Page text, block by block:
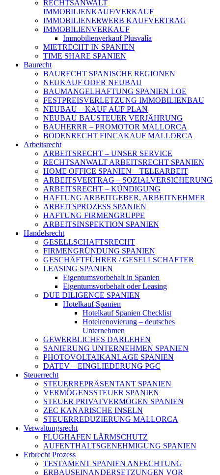
RECHTSANWALT
IMMOBILIENKAUF/VERKAUF
IMMOBILIENERWERB KAUFVERTRAG
IMMOBILIENVERKAUF
Immobilienverkauf Plusvalía
MIETRECHT IN SPANIEN
TIME SHARE SPANIEN
Baurecht
BAURECHT SPANISCHE REGIONEN
NEUKAUF ODER NEUBAU
BAUMANGELHAFTUNG SPANIEN LOE
FESTPREISVERLETZUNG IMMOBILIENBAU
NEUBAU – KAUF AUF PLAN
NEUBAU BAUSTEUER VERJÄHRUNG
BAUHERRR – PROMOTOR MALLORCA
BODENRECHT FINCAKAUF MALLORCA
Arbeitsrecht
ARBEITSRECHT – UNSER SERVICE
RECHTSANWALT ARBEITSRECHT SPANIEN
HOME OFFICE SPANIEN – TELEARBEIT
ARBEITSVERTRAG – SOZIALVERSICHERUNG
ARBEITSRECHT – KÜNDIGUNG
HAFTUNG ARBEITGEBER, ARBEITNEHMER
ARBEITSPROZESS SPANIEN
HAFTUNG FIRMENGRUPPE
ARBEITSINSPEKTION SPANIEN
Handelsrecht
GESELLSCHAFTSRECHT
FIRMENGRÜNDUNG SPANIEN
GESCHÄFTFÜHRER / GESELLSCHAFTER
LEASING SPANIEN
Eigentumsvorbehalt in Spanien
Eigentumsvorbehalt oder Leasing
DUE DILIGENCE SPANIEN
Hotelkauf Spanien
Hotelkauf Spanien Checklist
Hotelrenovierung – deutsches
Unternehmen
GEWERBLICHES DARLEHEN
SANIERUNG UNTERNEHMEN SPANIEN
PHOTOVOLTAIKANLAGE SPANIEN
DATEV – EINGLIEDERUNG PGC
Steuerrecht
STEUERREPRÄSENTANT SPANIEN
VERMÖGENSSTEUER SPANIEN
STEUER PRIVATVERMÖGEN SPANIEN
ZEC KANARISCHE INSELN
STEUERREDUZIERUNG MALLORCA
Verwaltungsrecht
FLUGHAFEN LÄRMSCHUTZ
AUFENTHALTSGENEHMIGUNG SPANIEN
Erbrecht Prozess
TESTAMENT SPANIEN ANFECHTUNG
ERBAUSEINANDERSETZUNGEN VOR